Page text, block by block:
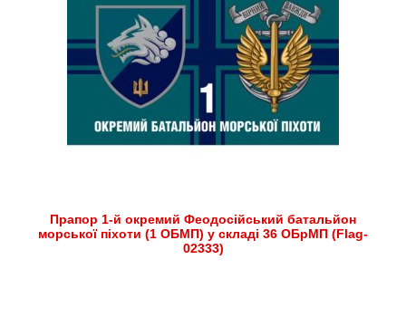
Прапор 1-й окремий Феодосійський батальйон
морської піхоти (1 ОБМП) у складі 36 ОБрМП (Flag-
02333)